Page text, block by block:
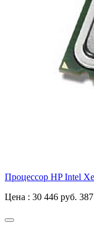
Процессор HP Intel
Цена : 30 446 руб.